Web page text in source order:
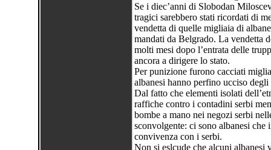
Se i diec’anni di Slobodan
tragici sarebbero stati ricordati di
vendetta di quelle migliaia di
mandati da Belgrado. La vendetta
molti mesi dopo l’entrata delle
ancora a dirigere lo stato.
Per punizione furono cacciati
albanesi hanno perfino ucciso
Dal fatto che elementi isolati
raffiche contro i contadini serbi
bombe a mano nei negozi serbi
sconvolgente: ci sono albanesi
convivenza con i serbi.
Non si eslcude che alcuni